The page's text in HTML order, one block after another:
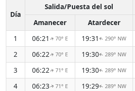
Día
Salida/Puesta del sol
Amanecer
Atardecer
1
06:21 ↑70° E 19:31 ↑ 290° NW
2
06:22↑70° E 19:30↑ 289° NW
3
06:22↑71° E 19:30↑ 289° NW
4
06:23↑71° E 19:29↑ 289° NW